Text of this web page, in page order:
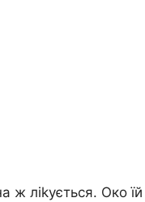
ж ліkується. Око